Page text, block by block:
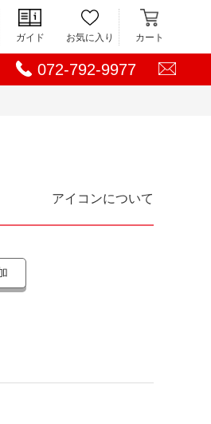
ガイド お気に入り カート
072-792-9977
アイコンについて